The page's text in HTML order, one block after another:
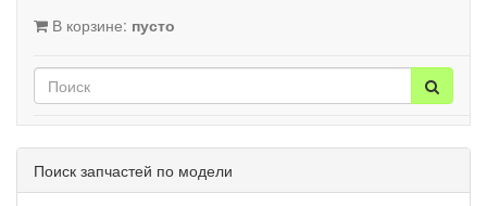
В корзине: пусто
Поиск запчастей по модели